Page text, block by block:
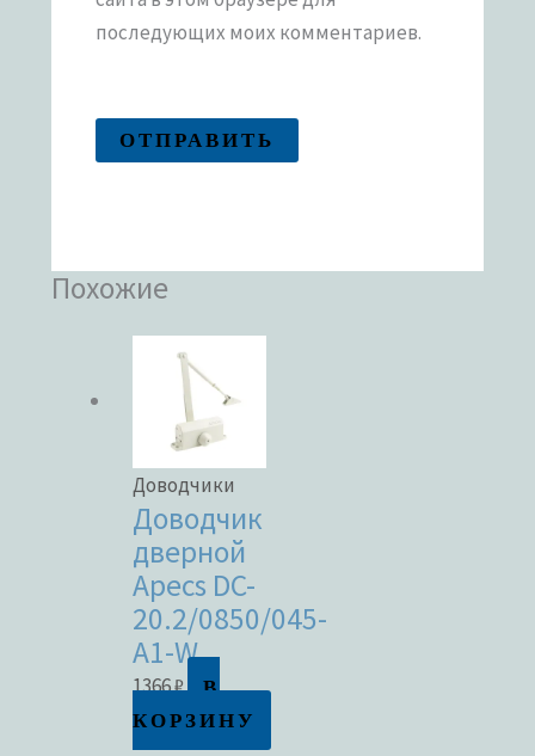
последующих моих комментариев.
Похожие
Доводчики
Доводчик
дверной
Apecs DC-
20.2/0850/045-
A1-W
1366₽
В
КОРЗИНУ